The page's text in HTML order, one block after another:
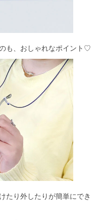
も、おしゃれなポイント♡
たり外したりが簡単にでき